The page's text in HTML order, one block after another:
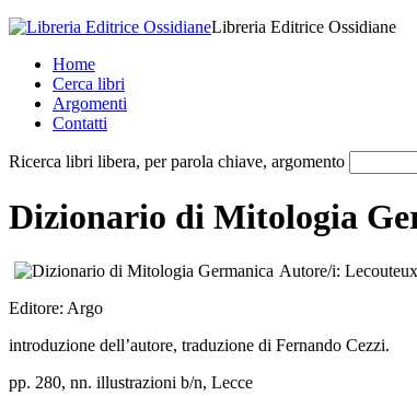
Libreria Editrice Ossidiane
Home
Cerca libri
Argomenti
Contatti
Ricerca libri libera, per parola chiave, argomento
Dizionario di Mitologia
Autore/i:
Editore: Argo
introduzione dell’autore, traduzione di Fernando Cezzi.
pp. 280, nn. illustrazioni b/n, Lecce